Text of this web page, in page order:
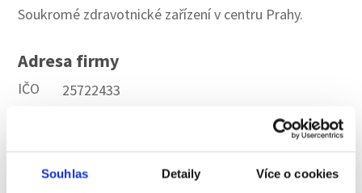
Souhlas Detaily Více o cookies
Soukromé zdravotnické zařízení v centru Prahy.
Adresa firmy
IČO
25722433
Aktuální brigády